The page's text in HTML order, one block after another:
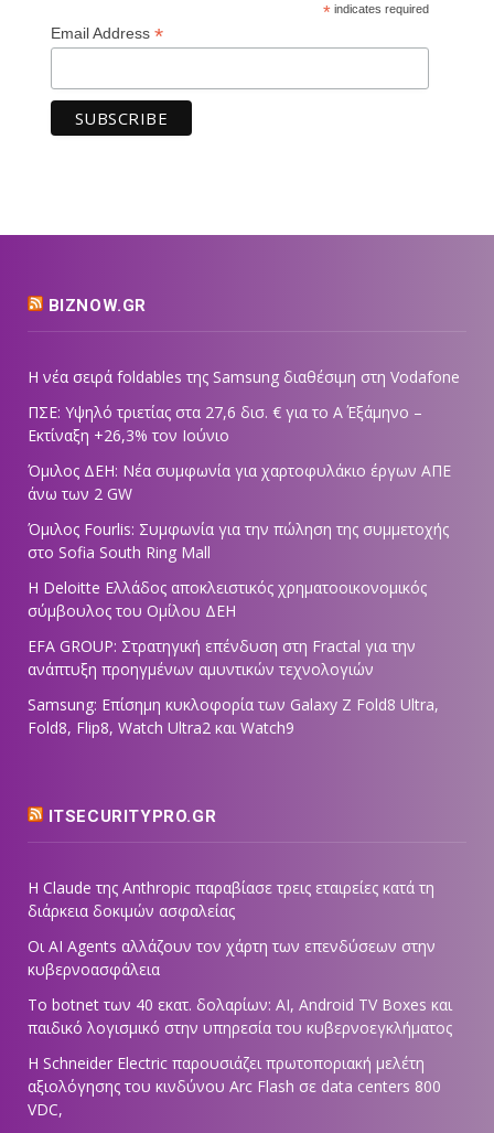
*indicates required
Email Address *
BIZNOW.GR
Η νέα σειρά foldables της Samsung διαθέσιμη στη Vodafone
ΠΣΕ: Υψηλό τριετίας στα 27,6 δισ. € για το Α΄ Εξάμηνο –
Εκτίναξη +26,3% τον Ιούνιο
Όμιλος ΔΕΗ: Νέα συμφωνία για χαρτοφυλάκιο έργων ΑΠΕ
άνω των 2 GW
Όμιλος Fourlis: Συμφωνία για την πώληση της συμμετοχής
στο Sofia South Ring Mall
Η Deloitte Ελλάδος αποκλειστικός χρηματοοικονομικός
σύμβουλος του Ομίλου ΔΕΗ
EFA GROUP: Στρατηγική επένδυση στη Fractal για την
ανάπτυξη προηγμένων αμυντικών τεχνολογιών
Samsung: Επίσημη κυκλοφορία των Galaxy Z Fold8 Ultra,
Fold8, Flip8, Watch Ultra2 και Watch9
ITSECURITYPRO.GR
Η Claude της Anthropic παραβίασε τρεις εταιρείες κατά τη
διάρκεια δοκιμών ασφαλείας
Οι AI Agents αλλάζουν τον χάρτη των επενδύσεων στην
κυβερνοασφάλεια
Το botnet των 40 εκατ. δολαρίων: AI, Android TV Boxes και
παιδικό λογισμικό στην υπηρεσία του κυβερνοεγκλήματος
Η Schneider Electric παρουσιάζει πρωτοποριακή μελέτη
αξιολόγησης του κινδύνου Arc Flash σε data centers 800
VDC,